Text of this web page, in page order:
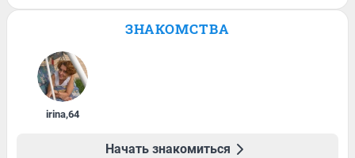
ЗНАКОМСТВА
irina,64
Начать знакомиться